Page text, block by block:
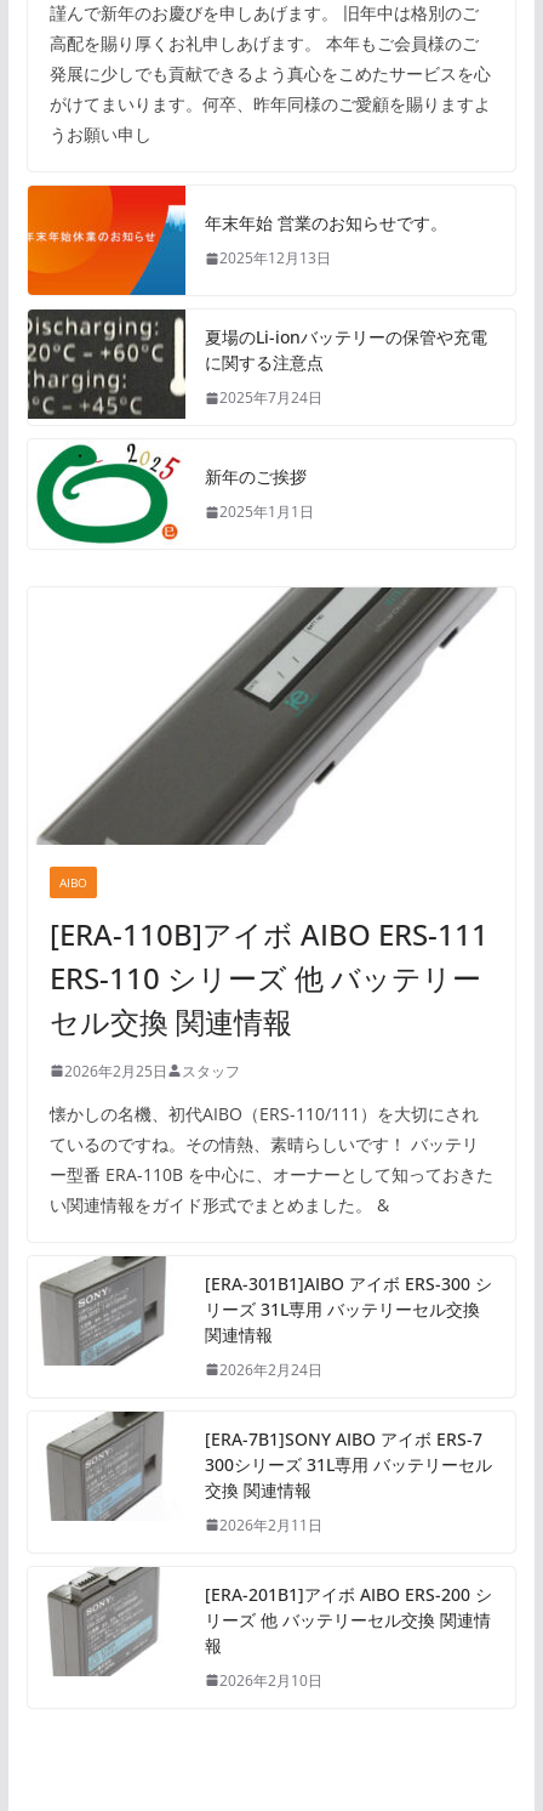
謹んで新年のお慶びを申しあげます。 旧年中は格別のご
高配を賜り厚くお礼申しあげます。 本年もご会員様のご
発展に少しでも貢献できるよう真心をこめたサービスを心
がけてまいります。何卒、昨年同様のご愛顧を賜りますよ
うお願い申し
年末年始 営業のお知らせです。
2025年12月13日
夏場のLi-ionバッテリーの保管や充電
に関する注意点
2025年7月24日
新年のご挨拶
2025年1月1日
AIBO
[ERA-110B]アイボ AIBO ERS-111
ERS-110 シリーズ 他 バッテリー
セル交換 関連情報
2026年2月25日 スタッフ
懐かしの名機、初代AIBO（ERS-110/111）を大切にされ
ているのですね。その情熱、素晴らしいです！ バッテリ
ー型番 ERA-110B を中心に、オーナーとして知っておきた
い関連情報をガイド形式でまとめました。 &
[ERA-301B1]AIBO アイボ ERS-300 シ
リーズ 31L専用 バッテリーセル交換
関連情報
2026年2月24日
[ERA-7B1]SONY AIBO アイボ ERS-7
300シリーズ 31L専用 バッテリーセル
交換 関連情報
2026年2月11日
[ERA-201B1]アイボ AIBO ERS-200 シ
リーズ 他 バッテリーセル交換 関連情
報
2026年2月10日